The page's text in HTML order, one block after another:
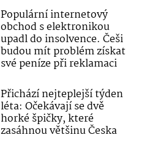
Populární internetový
obchod s elektronikou
upadl do insolvence. Češi
budou mít problém získat
své peníze při reklamaci
Přichází nejteplejší týden
léta: Očekávají se dvě
horké špičky, které
zasáhnou většinu Česka